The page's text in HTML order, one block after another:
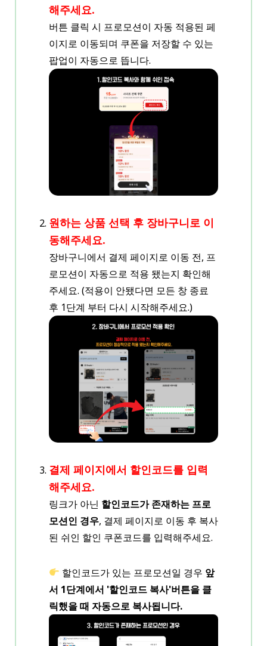
해주세요.
버튼 클릭 시 프로모션이 자동 적용된 페
이지로 이동되며 쿠폰을 저장할 수 있는
팝업이 자동으로 뜹니다.
원하는 상품 선택 후 장바구니로 이
동해주세요.
장바구니에서 결제 페이지로 이동 전, 프
로모션이 자동으로 적용 됐는지 확인해
주세요. (적용이 안됐다면 모든 창 종료
후 1단계 부터 다시 시작해주세요.)
결제 페이지에서 할인코드를 입력
해주세요.
링크가 아닌 할인코드가 존재하는 프로
모션인 경우, 결제 페이지로 이동 후 복사
된 쉬인 할인 쿠폰코드를 입력해주세요.
할인코드가 있는 프로모션일 경우 앞
서 1단계에서 '할인코드 복사'버튼을 클
릭했을 때 자동으로 복사됩니다.